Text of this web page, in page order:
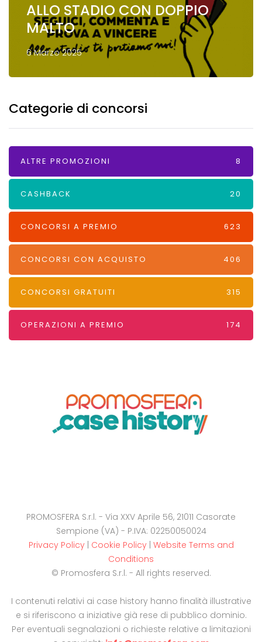
ALLO STADIO CON DOPPIO
MALTO
6 Marzo 2025
Categorie di concorsi
ALTRE PROMOZIONI 8
CASHBACK 20
CONCORSI A PREMIO 623
CONCORSI CON ACQUISTO 406
CONCORSI GRATUITI 315
OPERAZIONI A PREMIO 174
PROMOSFERA S.r.l. - Via XXV Aprile 56, 21011 Casorate
Sempione (VA) - P.IVA: 02250050024
Privacy Policy| Cookie Policy| Website Terms and
Conditions
© Promosfera S.r.l. - All rights reserved.
I contenuti relativi ai case history hanno finalità illustrative
e si riferiscono a iniziative già rese di pubblico dominio.
Per eventuali segnalazioni o richieste relative a limitazioni